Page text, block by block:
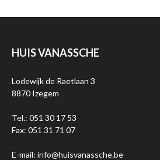
HUIS VANASSCHE
Lodewijk de Raetlaan 3
8870 Izegem
Tel.: 051 30 17 53
Fax: 051 31 71 07
E-mail: info@huisvanassche.be